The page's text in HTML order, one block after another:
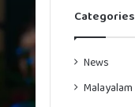
Categories
News
Malayalam